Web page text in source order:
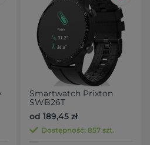
Smartwatch Prixton
SWB26T
od 189,45 zł
Dostępność: 857 szt.